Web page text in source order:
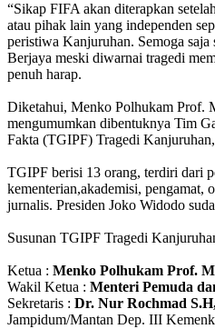
“Sikap FIFA akan diterapkan
atau pihak lain yang independen
peristiwa Kanjuruhan. Semoga saja
Berjaya meski diwarnai tragedi
penuh harap.
Diketahui, Menko Polhukam Prof.
mengumumkan dibentuknya Tim
Fakta (TGIPF) Tragedi
TGIPF berisi 13 orang, terdiri dari
kementerian,akademisi, pengamat,
jurnalis. Presiden Joko Widodo
Susunan TGIPF Tragedi
Ketua : Menko Polhukam Prof.
Wakil Ketua : Menteri Pemuda
Sekretaris : Dr. Nur Rochmad
Jampidum/Mantan Dep. III